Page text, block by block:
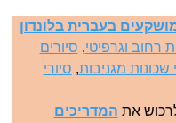
בעברית בלונדון
רחוב וגרפיטי, סיורים
שכונות מגניבות, סיורי
את המדריכים